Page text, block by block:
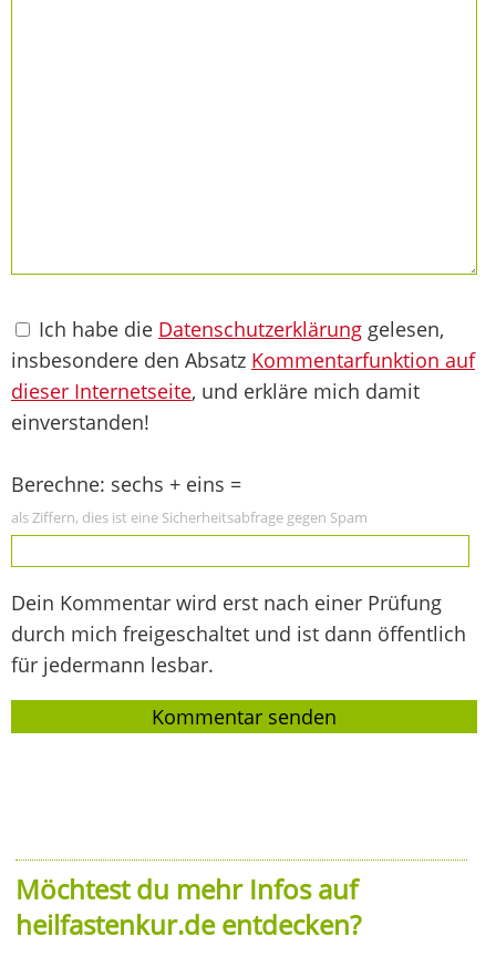
Ich habe die Datenschutzerklärung gelesen,
insbesondere den Absatz Kommentarfunktion auf
dieser Internetseite, und erkläre mich damit
einverstanden!
Berechne: sechs + eins =
als Ziffern, dies ist eine Sicherheitsabfrage gegen Spam
Dein Kommentar wird erst nach einer Prüfung
durch mich freigeschaltet und ist dann öffentlich
für jedermann lesbar.
Möchtest du mehr Infos auf
heilfastenkur.de entdecken?